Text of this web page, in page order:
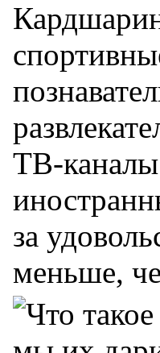
ТВ-
за
меньше,